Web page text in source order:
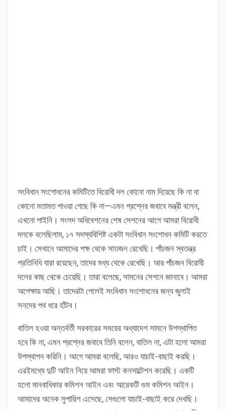
সংবিধান সংশোধনের কমিটিতে বিরোধী দল কোনো নাম দিয়েছে কি না বা
কোনো মতামত পাওয়া গেছে কি না—এমন প্রশ্নের জবাবে মন্ত্রী বলেন,
এখনো পাইনি। সংসদ অধিবেশনের শেষ সেশনের আগে আমরা বিরোধী
দলকে বলেছিলাম, ১৭ সদস্যবিশিষ্ট একটা সংবিধান সংশোধন কমিটি করতে
চাই। সেখানে আমাদের পক্ষ থেকে সাতজন রেখেছি। পাঁচজন স্বতন্ত্র
প্রতিনিধি যারা রয়েছেন, তাদের মধ্য থেকে রেখেছি। আর পাঁচজন বিরোধী
দলের কাছ থেকে চেয়েছি। তারা বলেছে, সামনের সেশনে জানাবে। আমরা
অপেক্ষায় আছি। তাদেরটা পেলেই সংবিধান সংশোধনের জন্য জুলাই
সনদের পথ ধরে হাঁটব।
বাতিল হওয়া অন্তর্বর্তী সরকারের সময়ের অধ্যাদেশ সামনে উপস্থাপিত
হবে কি না, এমন প্রশ্নের জবাবে তিনি বলেন, বাতিল না, এটা হলো আমরা
উপস্থাপন করিনি। আগে আমরা বলেছি, আরও যাচাই-বাছাই করছি।
এরইমধ্যে দুটি আইন নিয়ে আমরা ফাস্ট কনসাল্টেশন করেছি। একটি
হলো মানবাধিকার কমিশন আইন এবং আরেকটি গুম কমিশন আইন।
আমাদের অনেক সুপারিশ এসেছে, সেগুলো যাচাই-বাছাই করে দেখছি।